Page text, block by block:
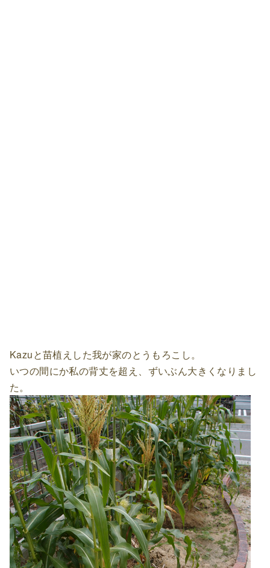
Kazuと苗植えした我が家のとうもろこし。
いつの間にか私の背丈を超え、ずいぶん大きくなりまし
た。